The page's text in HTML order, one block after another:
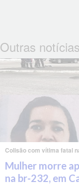
Outras notícias
Colisão com vítima fatal
Mulher morre
na br-232, em